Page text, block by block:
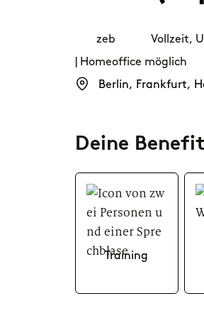
Du hast noch offene Fragen?
Standorte
zeb Vollzeit,
| Homeoffice möglich
Berlin, Frankfurt,
Deine
Training